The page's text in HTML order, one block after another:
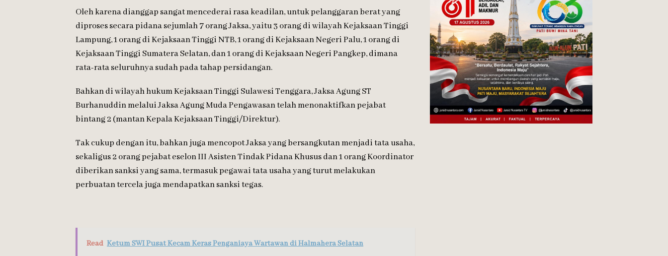
Oleh karena dianggap sangat mencederai rasa keadilan, untuk pelanggaran berat yang
diproses secara pidana sejumlah 7 orang Jaksa, yaitu 3 orang di wilayah Kejaksaan Tinggi
Lampung, 1 orang di Kejaksaan Tinggi NTB, 1 orang di Kejaksaan Negeri Palu, 1 orang di
Kejaksaan Tinggi Sumatera Selatan, dan 1 orang di Kejaksaan Negeri Pangkep, dimana
rata-rata seluruhnya sudah pada tahap persidangan.
Bahkan di wilayah hukum Kejaksaan Tinggi Sulawesi Tenggara, Jaksa Agung ST
Burhanuddin melalui Jaksa Agung Muda Pengawasan telah menonaktifkan pejabat
bintang 2 (mantan Kepala Kejaksaan Tinggi/Direktur).
Tak cukup dengan itu, bahkan juga mencopot Jaksa yang bersangkutan menjadi tata usaha,
sekaligus 2 orang pejabat eselon III Asisten Tindak Pidana Khusus dan 1 orang Koordinator
diberikan sanksi yang sama, termasuk pegawai tata usaha yang turut melakukan
perbuatan tercela juga mendapatkan sanksi tegas.
Read Ketum SWI Pusat Kecam Keras Penganiaya Wartawan di Halmahera Selatan